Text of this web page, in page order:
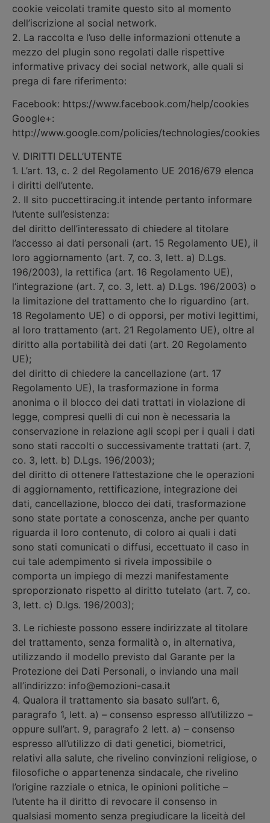
cookie veicolati tramite questo sito al momento
dell’iscrizione al social network.
2. La raccolta e l’uso delle informazioni ottenute a
mezzo del plugin sono regolati dalle rispettive
informative privacy dei social network, alle quali si
prega di fare riferimento:
Facebook: https://www.facebook.com/help/cookies
Google+:
http://www.google.com/policies/technologies/cookies
V. DIRITTI DELL’UTENTE
1. L’art. 13, c. 2 del Regolamento UE 2016/679 elenca
i diritti dell’utente.
2. Il sito puccettiracing.it intende pertanto informare
l’utente sull’esistenza:
del diritto dell’interessato di chiedere al titolare
l’accesso ai dati personali (art. 15 Regolamento UE), il
loro aggiornamento (art. 7, co. 3, lett. a) D.Lgs.
196/2003), la rettifica (art. 16 Regolamento UE),
l’integrazione (art. 7, co. 3, lett. a) D.Lgs. 196/2003) o
la limitazione del trattamento che lo riguardino (art.
18 Regolamento UE) o di opporsi, per motivi legittimi,
al loro trattamento (art. 21 Regolamento UE), oltre al
diritto alla portabilità dei dati (art. 20 Regolamento
UE);
del diritto di chiedere la cancellazione (art. 17
Regolamento UE), la trasformazione in forma
anonima o il blocco dei dati trattati in violazione di
legge, compresi quelli di cui non è necessaria la
conservazione in relazione agli scopi per i quali i dati
sono stati raccolti o successivamente trattati (art. 7,
co. 3, lett. b) D.Lgs. 196/2003);
del diritto di ottenere l’attestazione che le operazioni
di aggiornamento, rettificazione, integrazione dei
dati, cancellazione, blocco dei dati, trasformazione
sono state portate a conoscenza, anche per quanto
riguarda il loro contenuto, di coloro ai quali i dati
sono stati comunicati o diffusi, eccettuato il caso in
cui tale adempimento si rivela impossibile o
comporta un impiego di mezzi manifestamente
sproporzionato rispetto al diritto tutelato (art. 7, co.
3, lett. c) D.lgs. 196/2003);
3. Le richieste possono essere indirizzate al titolare
del trattamento, senza formalità o, in alternativa,
utilizzando il modello previsto dal Garante per la
Protezione dei Dati Personali, o inviando una mail
all’indirizzo: info@emozioni-casa.it
4. Qualora il trattamento sia basato sull’art. 6,
paragrafo 1, lett. a) – consenso espresso all’utilizzo –
oppure sull’art. 9, paragrafo 2 lett. a) – consenso
espresso all’utilizzo di dati genetici, biometrici,
relativi alla salute, che rivelino convinzioni religiose, o
filosofiche o appartenenza sindacale, che rivelino
l’origine razziale o etnica, le opinioni politiche –
l’utente ha il diritto di revocare il consenso in
qualsiasi momento senza pregiudicare la liceità del